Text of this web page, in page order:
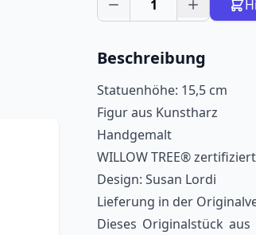
1
Beschreibung
Statuenhöhe: 15,5 cm
Figur aus Kunstharz
Handgemalt
WILLOW TREE® zertifiziert
Design: Susan Lordi
Lieferung in der
Dieses Originalstück